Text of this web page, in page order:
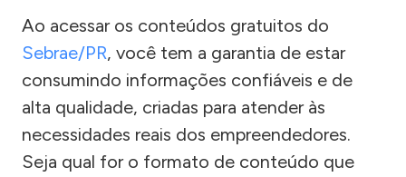
Ao acessar os conteúdos gratuitos do
Sebrae/PR, você tem a garantia de estar
consumindo informações confiáveis e de
alta qualidade, criadas para atender às
necessidades reais dos empreendedores.
Seja qual for o formato de conteúdo que